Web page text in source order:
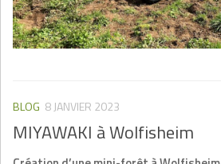
BLOG 8 JANVIER 2023
MIYAWAKI à Wolfisheim